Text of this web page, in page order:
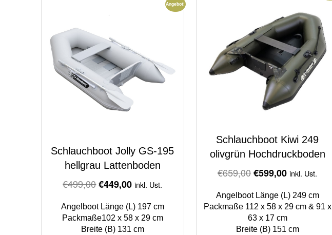
Angebot!
Schlauchboot Jolly GS-195
hellgrau Lattenboden
€499,00Original
was:
€499,00.
€449,00Current
is:
€449,00.
inkl. Ust.
Angelboot Länge (L) 197 cm
Packmaße102 x 58 x 29 cm
Breite (B) 131 cm
Schlauchboot Kiwi 249
olivgrün Hochdruckboden
€659,00Original
was:
€659,00.
€599,00Current
is:
€599,00.
inkl. Ust.
Angelboot Länge (L) 249 cm
Packmaße 112 x 58 x 29 cm & 91 x
63 x 17 cm
Breite (B) 151 cm